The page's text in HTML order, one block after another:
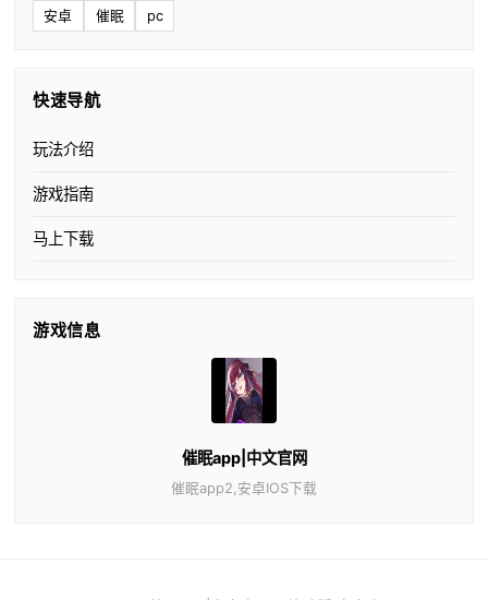
安卓 催眠 pc
快速导航
玩法介绍
游戏指南
马上下载
游戏信息
催眠app|中文官网
催眠app2,安卓IOS下载